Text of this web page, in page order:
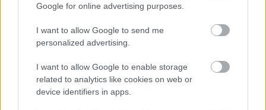
Google for online advertising purposes.
I want to allow Google to send me
personalized advertising.
I want to allow Google to enable storage
related to analytics like cookies on web or
device identifiers in apps.
NB1